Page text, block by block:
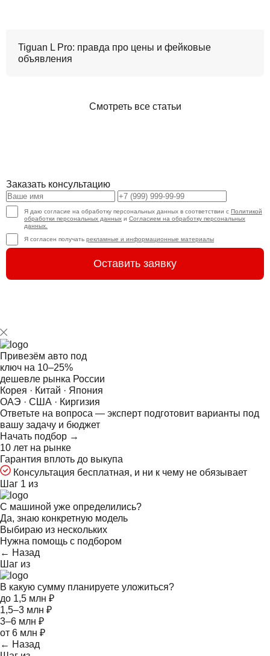
Tiguan L Pro: правда про цены и фейковые
объявления
Смотреть все статьи
Заказать консультацию
Я даю согласие на обработку персональных данных в соответствии с Политикой
обработки персональных данных и Согласием на обработку персональных
данных.
Я согласен получать рекламные и информационные материалы
Оставить заявку
Привезём авто под
ключ на 10–25%
дешевле рынка России
Корея · Китай · Япония
ОАЭ · США · Киргизия
Ответьте на вопроса — эксперт подготовит варианты под
вашу задачу и бюджет
Начать подбор →
10 лет на рынке
Гарантия вплоть до выкупа
Консультация бесплатная, и ни к чему не обязывает
Шаг 1 из
С машиной уже определились?
Да, знаю конкретную модель
Выбираю из нескольких
Нужна помощь с подбором
← Назад
Шаг из
В какую сумму планируете уложиться?
до 1,5 млн ₽
1,5–3 млн ₽
3–6 млн ₽
от 6 млн ₽
← Назад